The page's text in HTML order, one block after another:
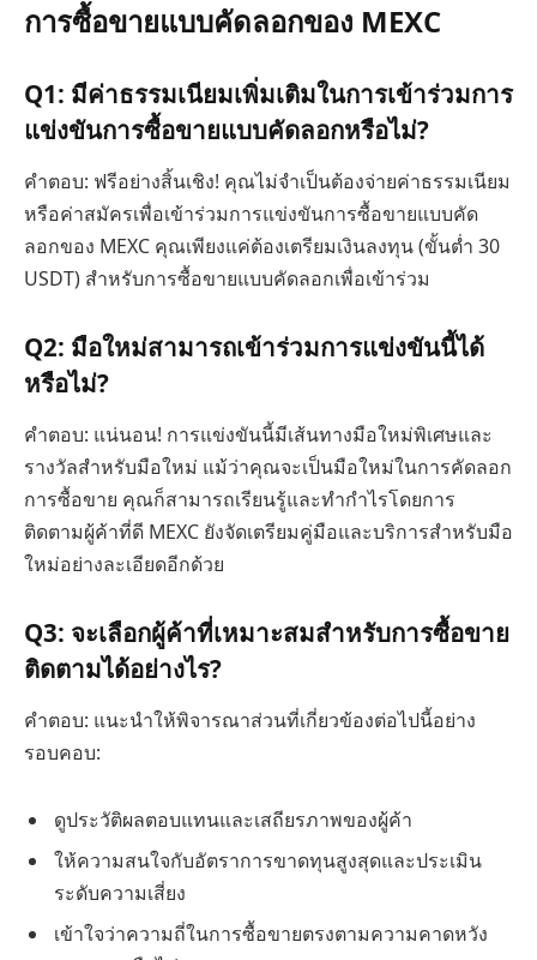
การซื้อขายแบบคัดลอกของ MEXC
Q1: มีค่าธรรมเนียมเพิ่มเติมในการเข้าร่วมการ
แข่งขันการซื้อขายแบบคัดลอกหรือไม่?
คำตอบ: ฟรีอย่างสิ้นเชิง! คุณไม่จำเป็นต้องจ่ายค่าธรรมเนียม
หรือค่าสมัครเพื่อเข้าร่วมการแข่งขันการซื้อขายแบบคัด
ลอกของ MEXC คุณเพียงแค่ต้องเตรียมเงินลงทุน (ขั้นต่ำ 30
USDT) สำหรับการซื้อขายแบบคัดลอกเพื่อเข้าร่วม
Q2: มือใหม่สามารถเข้าร่วมการแข่งขันนี้ได้
หรือไม่?
คำตอบ: แน่นอน! การแข่งขันนี้มีเส้นทางมือใหม่พิเศษและ
รางวัลสำหรับมือใหม่ แม้ว่าคุณจะเป็นมือใหม่ในการคัดลอก
การซื้อขาย คุณก็สามารถเรียนรู้และทำกำไรโดยการ
ติดตามผู้ค้าที่ดี MEXC ยังจัดเตรียมคู่มือและบริการสำหรับมือ
ใหม่อย่างละเอียดอีกด้วย
Q3: จะเลือกผู้ค้าที่เหมาะสมสำหรับการซื้อขาย
ติดตามได้อย่างไร?
คำตอบ: แนะนำให้พิจารณาส่วนที่เกี่ยวข้องต่อไปนี้อย่าง
รอบคอบ:
ดูประวัติผลตอบแทนและเสถียรภาพของผู้ค้า
ให้ความสนใจกับอัตราการขาดทุนสูงสุดและประเมิน
ระดับความเสี่ยง
เข้าใจว่าความถี่ในการซื้อขายตรงตามความคาดหวัง